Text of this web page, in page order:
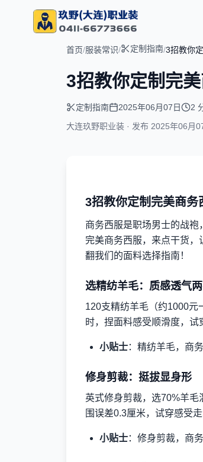
首页/服装常识/ 定制指南/3招教你
3招教你定制完
定制指南 2025年06月07日
2
大连玖野职业装 · 发布 2025年06月
3招教你定制完美商务
商务西服是职场男士的战袍
完美商务西服，来点干货，
翻我们的面料选择指南！
选精纺羊毛：质感透气
120支精纺羊毛（约1000元
时，捏面料感受顺滑度，试
小贴士：精纺羊毛，商
修身剪裁：挺拔显身形
英式修身剪裁，选70%羊
围误差0.3厘米，试穿感受
小贴士：修身剪裁，商